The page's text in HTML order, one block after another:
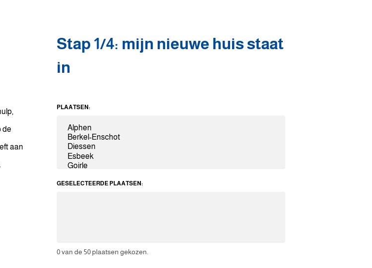
de
aan
Stap 1/4: mijn nieuwe huis staat
in
PLAATSEN:
GESELECTEERDE PLAATSEN:
0van de 50 plaatsen gekozen.